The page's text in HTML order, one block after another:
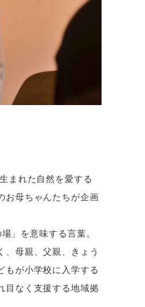
まれた自然を愛する
お母ちゃんたちが企画
」を意味する言葉。
母親、父親、きょう
もが小学校に入学する
目なく支援する地域拠